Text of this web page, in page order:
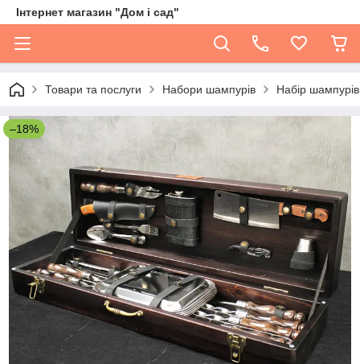
Інтернет магазин "Дом і сад"
Товари та послуги Набори шампурів Набір
–18%